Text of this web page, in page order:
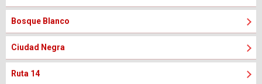
Bosque Blanco
Ciudad Negra
Ruta 14